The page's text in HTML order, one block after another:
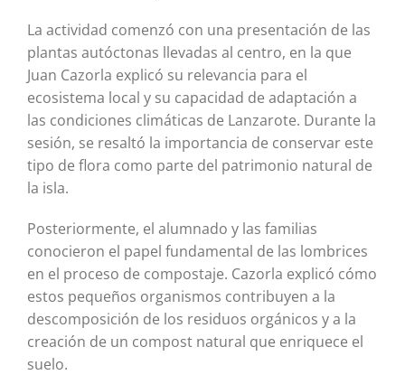
La actividad comenzó con una presentación de las
plantas autóctonas llevadas al centro, en la que
Juan Cazorla explicó su relevancia para el
ecosistema local y su capacidad de adaptación a
las condiciones climáticas de Lanzarote. Durante la
sesión, se resaltó la importancia de conservar este
tipo de flora como parte del patrimonio natural de
la isla.
Posteriormente, el alumnado y las familias
conocieron el papel fundamental de las lombrices
en el proceso de compostaje. Cazorla explicó cómo
estos pequeños organismos contribuyen a la
descomposición de los residuos orgánicos y a la
creación de un compost natural que enriquece el
suelo.